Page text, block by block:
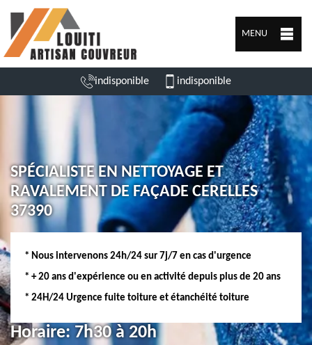
MENU
indisponible indisponible
SPÉCIALISTE EN NETTOYAGE ET
RAVALEMENT DE FAÇADE CERELLES
37390
* Nous intervenons 24h/24 sur 7j/7 en cas d'urgence
* + 20 ans d'expérience ou en activité depuis plus de 20 ans
* 24H/24 Urgence fuite toiture et étanchéité toiture
Horaire: 7h30 à 20h